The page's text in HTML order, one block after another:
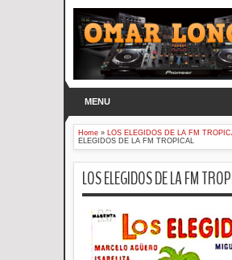
MENU
Home » LOS ELEGIDOS DE LA FM
ELEGIDOS DE LA FM TROPICAL
LOS ELEGIDOS DE LA FM